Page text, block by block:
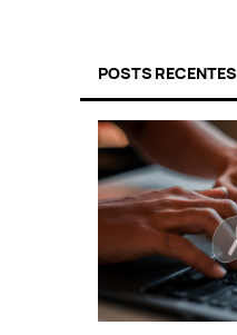
POSTS RECENTES